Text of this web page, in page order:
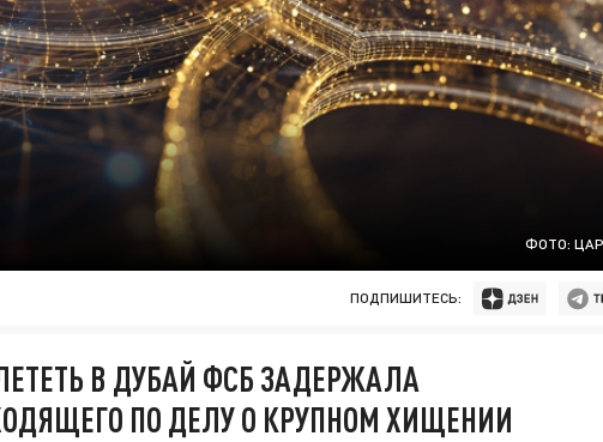
ФОТО:
ПОДПИШИТЕСЬ:
В ДУБАЙ ФСБ ЗАДЕРЖАЛА
ПО ДЕЛУ О КРУПНОМ ХИЩЕНИИ